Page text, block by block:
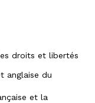
droits et libertés
anglaise du
et la